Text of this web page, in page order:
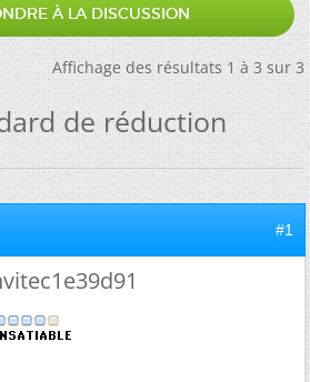
À LA DISCUSSION
Affichage des résultats 1 à 3 sur 3
de réduction
#1